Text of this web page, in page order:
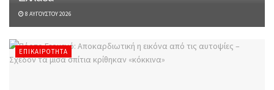
8 ΑΥΓΟΎΣΤΟΥ 2026
ΕΠΙΚΑΙΡΌΤΗΤΑ